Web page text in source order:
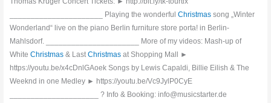
______________________ Playing the wonderfulChristmas song „Winter
Wonderland“ live on the piano Berlin furniture store porta! in Berlin-
Mahlsdorf. ______________________ More of my videos: Mash-up of
WhiteChristmas & LastChristmas at Shopping Mall ►
https://youtu.be/x4cDnlGAoek Songs by Lewis Capaldi, Billie Eilish & The
Weeknd in one Medley ► https://youtu.be/Vc9JylP0CyE
_____________________ ? Info & Booking: info@musicstarter.de